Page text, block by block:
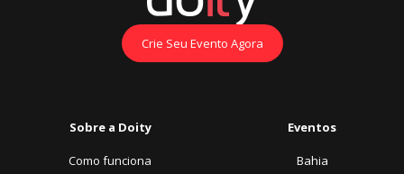
Crie Seu Evento Agora
Sobre a Doity
Como funciona
Eventos
Bahia